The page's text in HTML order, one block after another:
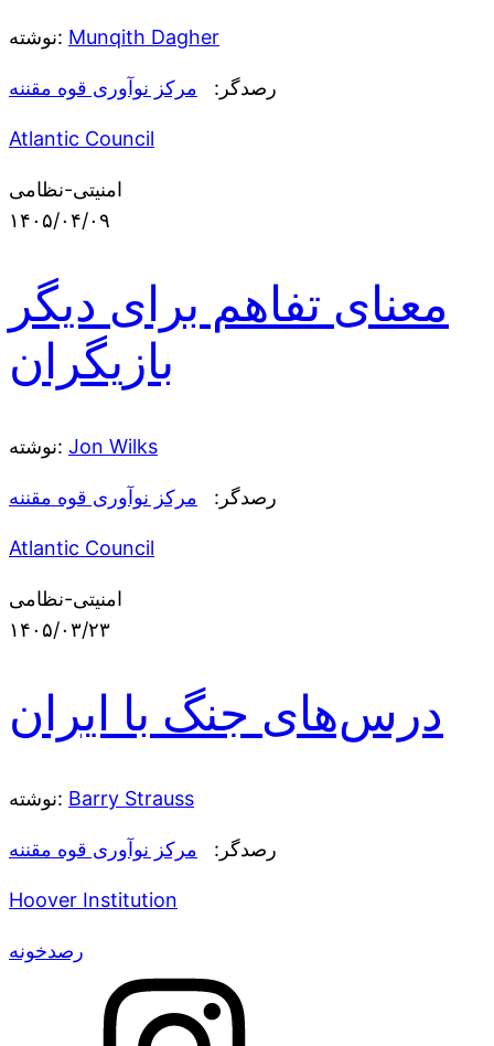
نوشته: Munqith Dagher
رصدگر: مرکز نوآوری قوه مقننه
Atlantic Council
امنیتی-نظامی
۱۴۰۵/۰۴/۰۹
معنای تفاهم برای دیگر
بازیگران
نوشته: Jon Wilks
رصدگر: مرکز نوآوری قوه مقننه
Atlantic Council
امنیتی-نظامی
۱۴۰۵/۰۳/۲۳
درس‌های جنگ با ایران
نوشته: Barry Strauss
رصدگر: مرکز نوآوری قوه مقننه
Hoover Institution
رصدخونه